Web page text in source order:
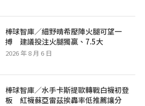
棒球智庫／細野晴希壓陣火腿可望一
搏 建議投注火腿獨贏、7.5大
2026 年 8 月 6 日
棒球智庫／水手卡斯提歐轉戰白襪初登
板 紅襪蘇亞雷茲挨轟率低推薦讓分